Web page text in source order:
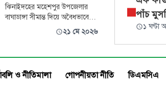
জামাই নাকি! জলদি জলদি ভাগো!
ঝিনাইদহের মহেশপুর উপজেলার
বাঘাডাঙ্গা সীমান্ত দিয়ে অবৈধভাবে
ভারতে অনুপ্রবেশকালে নারী-পুরুষ ও
শিশুসহ ১১ জনকে আটক করেছে
বুধবার (২০ মে) রাত ১১টার দিকে
গণমাধ্যমে পাঠানো এক প্রেস
বিজ্ঞপ্তিতে এ তথ্য জানায় বিজিবি।
২১ মে ২০২৬
পাঁচ
১ ঘণ্টা
ও নীতিমালা গোপনীয়তা নীতি ডিএমসিএ